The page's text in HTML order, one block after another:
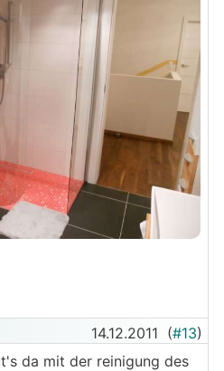
14.12.2011 (#13)
da mit der reinigung des